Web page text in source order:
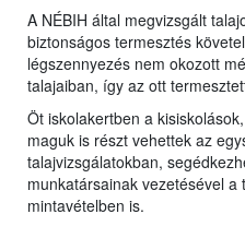
A NÉBIH által megvizsgált
biztonságos termesztés
légszennyezés nem okozott
talajaiban, így az ott
Öt iskolakertben a
maguk is részt vehettek az
talajvizsgálatokban,
munkatársainak vezetésével
mintavételben is.